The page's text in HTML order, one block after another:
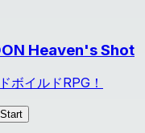
Heaven's Shot
ボイルドRPG！
Start